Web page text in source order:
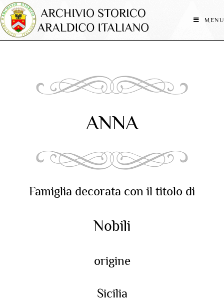
MENU
ANNA
Famiglia decorata con il titolo di
Nobili
origine
Sicilia